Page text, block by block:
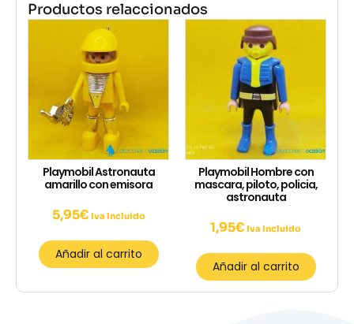
Productos relaccionados
Playmobil Astronauta
amarillo con emisora
5,95€ Iva Incluido
Añadir al carrito
Playmobil Hombre con
mascara, piloto, policia,
astronauta
1,95€ Iva Incluido
Añadir al carrito